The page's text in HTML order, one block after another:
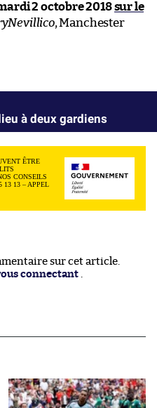
2 octobre 2018sur le
, Manchester
à deux gardiens
ÊTRE
CONSEILS
13 13 – APPEL
sur cet article.
connectant .